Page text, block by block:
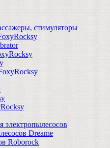
стимуляторы
электропылесосов
Dreame
Roborock